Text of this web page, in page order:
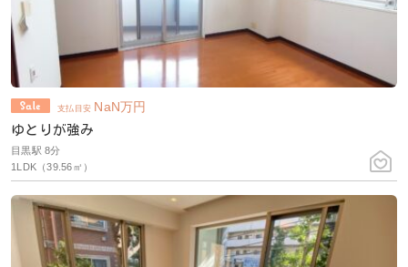
支払目安 NaN万円
ゆとりが強み
目黒駅 8分
1LDK（39.56㎡）